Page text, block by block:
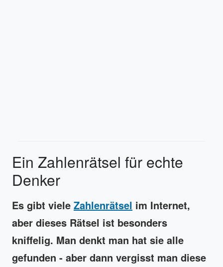
Ein Zahlenrätsel für echte
Denker
Es gibt viele Zahlenrätsel im Internet,
aber dieses Rätsel ist besonders
kniffelig. Man denkt man hat sie alle
gefunden - aber dann vergisst man diese